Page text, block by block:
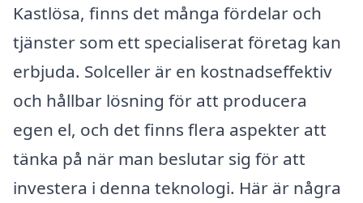
Kastlösa, finns det många fördelar och
tjänster som ett specialiserat företag kan
erbjuda. Solceller är en kostnadseffektiv
och hållbar lösning för att producera
egen el, och det finns flera aspekter att
tänka på när man beslutar sig för att
investera i denna teknologi. Här är några